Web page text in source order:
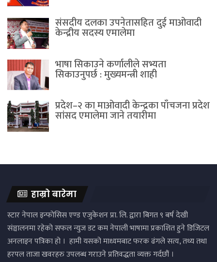
संसदीय दलका उपनेतासहित दुई माओवादी
केन्द्रीय सदस्य एमालेमा
भाषा सिकाउने कर्णालीले सभ्यता
सिकाउनुपर्छ : मुख्यमन्त्री शाही
प्रदेश–२ का माओवादी केन्द्रका पाँचजना प्रदेश
सांसद एमालेमा जाने तयारीमा
हाम्रो बारेमा
स्टार नेपाल इन्फोसिस एण्ड एजुकेशन प्रा. लि. द्वारा बिगत ९ बर्ष देखी
संञ्चालनमा रहेको सफल न्युज डट कम नेपाली भाषामा प्रकाशित हुने डिजिटल
अनलाइन पत्रिका हो । हामी यसको माध्यमबाट फरक ढंगले सत्य, तथ्य तथा
हरपल ताजा खवरहरु उपलब्ध गराउने प्रतिवद्धता व्यक्त गर्दछौं ।